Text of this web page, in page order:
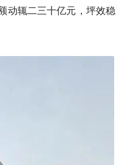
动辄二三十亿元，坪效稳